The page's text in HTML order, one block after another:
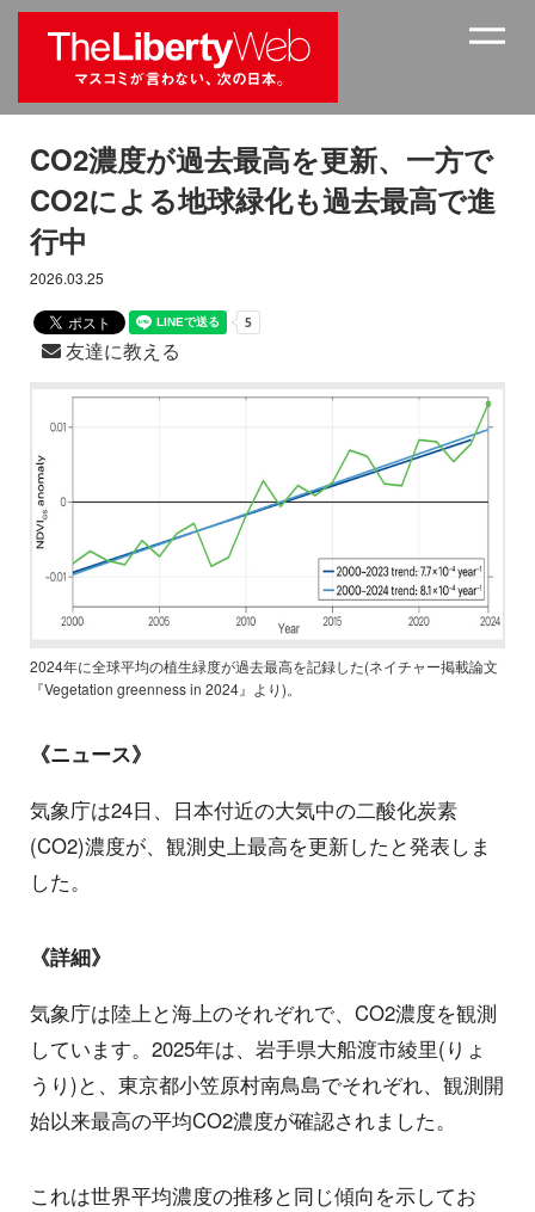
CO2濃度が過去最高を更新、一方で
CO2による地球緑化も過去最高で進
行中
2026.03.25
友達に教える
2024年に全球平均の植生緑度が過去最高を記録した(ネイチャー掲載論文
『Vegetation greenness in 2024』より)。
《ニュース》
気象庁は24日、日本付近の大気中の二酸化炭素
(CO2)濃度が、観測史上最高を更新したと発表しま
した。
《詳細》
気象庁は陸上と海上のそれぞれで、CO2濃度を観測
しています。2025年は、岩手県大船渡市綾里(りょ
うり)と、東京都小笠原村南鳥島でそれぞれ、観測開
始以来最高の平均CO2濃度が確認されました。
これは世界平均濃度の推移と同じ傾向を示してお